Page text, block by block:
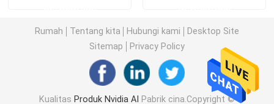
Lisensi POD Brokat
Rumah Tentang kita Hubungi kami
Desktop Site
Sitemap
Privacy Policy
Kualitas Produk Nvidia AI Pabrik cina.Copyright ©